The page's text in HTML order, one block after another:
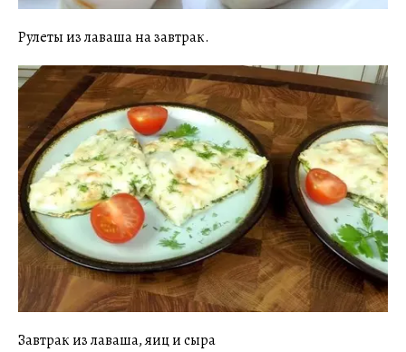
Рулеты из лаваша на завтрак.
Завтрак из лаваша, яиц и сыра